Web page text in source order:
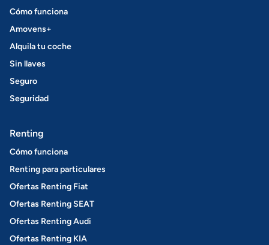
Cómo funciona
Amovens+
Alquila tu coche
Sin llaves
Seguro
Seguridad
Renting
Cómo funciona
Renting para particulares
Ofertas Renting Fiat
Ofertas Renting SEAT
Ofertas Renting Audi
Ofertas Renting KIA